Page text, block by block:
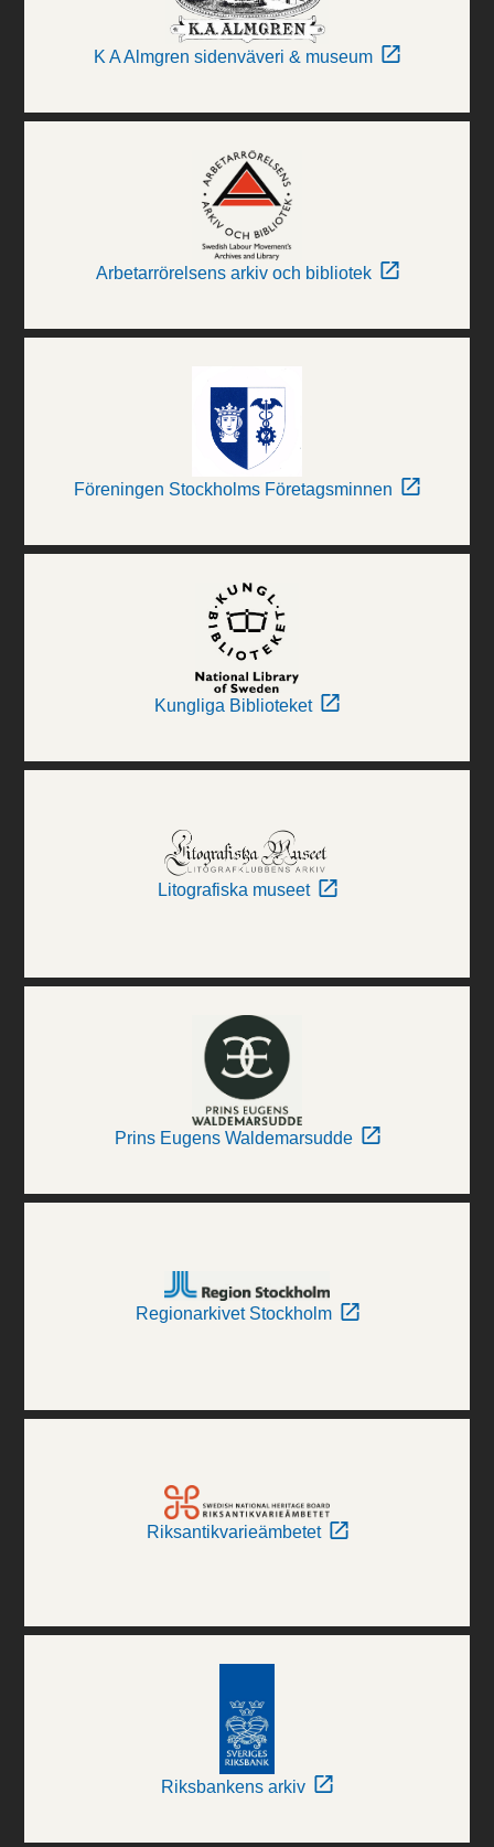
K A Almgren sidenväveri & museum
Arbetarrörelsens arkiv och bibliotek
Föreningen Stockholms Företagsminnen
Kungliga Biblioteket
Litografiska museet
Prins Eugens Waldemarsudde
Regionarkivet Stockholm
Riksantikvarieämbetet
Riksbankens arkiv